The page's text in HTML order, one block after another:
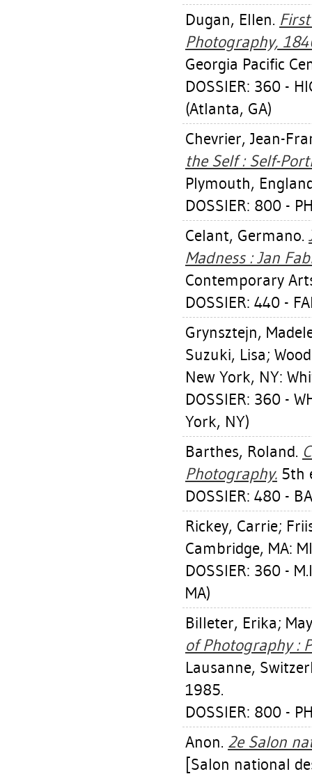
Dugan, Ellen.
Photography,
Georgia Pacific
DOSSIER: 360 -
(Atlanta, GA)
Chevrier, Jean-
the Self : Self-
Plymouth,
DOSSIER: 800 -
Celant, Germano.
Madness : Jan
Contemporary
DOSSIER: 440 -
Grynsztejn,
Suzuki, Lisa;
New York, NY:
DOSSIER: 360 -
York, NY)
Barthes, Roland.
Photography. 5th
DOSSIER: 480 -
Rickey, Carrie;
Cambridge, MA:
DOSSIER: 360 -
MA)
Billeter, Erika;
of Photography :
Lausanne,
1985.
DOSSIER: 800 -
Anon. 2e Salon
[Salon national